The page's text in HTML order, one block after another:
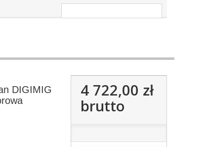
DIGIMIG
4 722,00 zł
brutto